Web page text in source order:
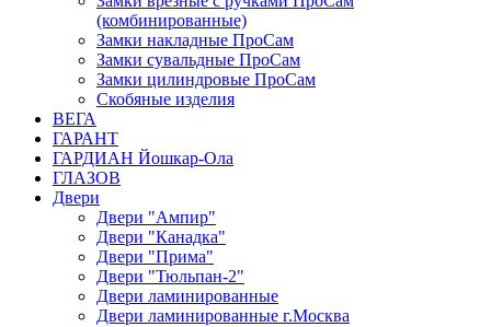
(комбинированные)
Замки накладные ПроСам
Замки сувальдные ПроСам
Замки цилиндровые ПроСам
Скобяные изделия
ВЕГА
ГАРАНТ
ГАРДИАН Йошкар-Ола
ГЛАЗОВ
Двери
Двери "Ампир"
Двери "Канадка"
Двери "Прима"
Двери "Тюльпан-2"
Двери ламинированные
Двери ламинированные г.Москва